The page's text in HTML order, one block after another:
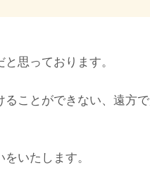
思っております。
ことができない、遠方
いたします。